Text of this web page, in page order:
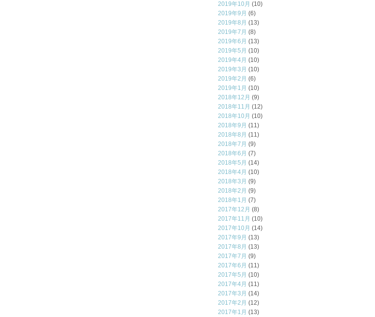
2019年10月 (10)
2019年9月 (6)
2019年8月 (13)
2019年7月 (8)
2019年6月 (13)
2019年5月 (10)
2019年4月 (10)
2019年3月 (10)
2019年2月 (6)
2019年1月 (10)
2018年12月 (9)
2018年11月 (12)
2018年10月 (10)
2018年9月 (11)
2018年8月 (11)
2018年7月 (9)
2018年6月 (7)
2018年5月 (14)
2018年4月 (10)
2018年3月 (9)
2018年2月 (9)
2018年1月 (7)
2017年12月 (8)
2017年11月 (10)
2017年10月 (14)
2017年9月 (13)
2017年8月 (13)
2017年7月 (9)
2017年6月 (11)
2017年5月 (10)
2017年4月 (11)
2017年3月 (14)
2017年2月 (12)
2017年1月 (13)